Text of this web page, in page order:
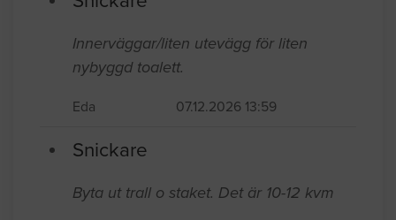
Innerväggar/liten utevägg för liten
nybyggd toalett.
Eda 07.12.2026 13:59
Snickare
Byta ut trall o staket. Det är 10-12 kvm